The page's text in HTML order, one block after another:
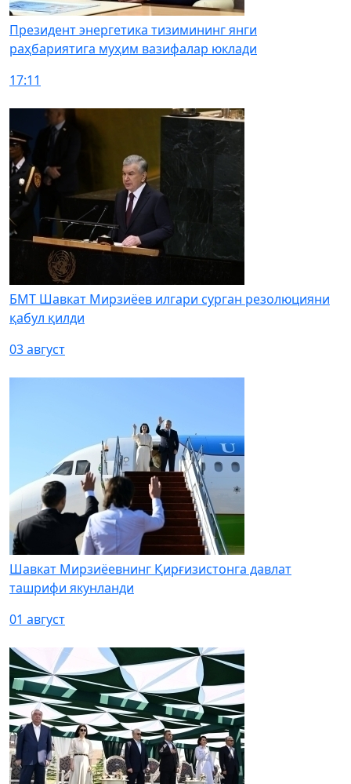
Президент энергетика тизимининг янги
раҳбариятига муҳим вазифалар юклади
17:11
БМТ Шавкат Мирзиёев илгари сурган резолюцияни
қабул қилди
03 август
Шавкат Мирзиёевнинг Қирғизистонга давлат
ташрифи якунланди
01 август